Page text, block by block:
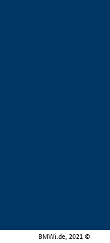
BMWi.de, 2021 ©